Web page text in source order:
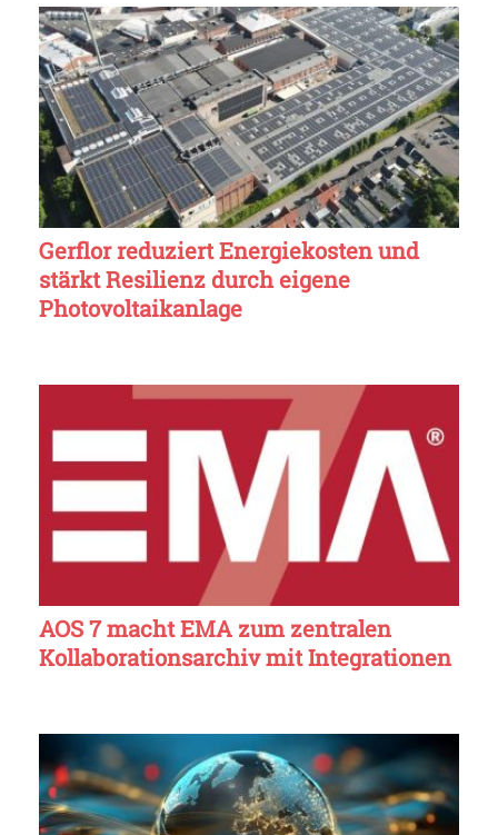
Gerflor reduziert Energiekosten und
stärkt Resilienz durch eigene
Photovoltaikanlage
AOS 7 macht EMA zum zentralen
Kollaborationsarchiv mit Integrationen